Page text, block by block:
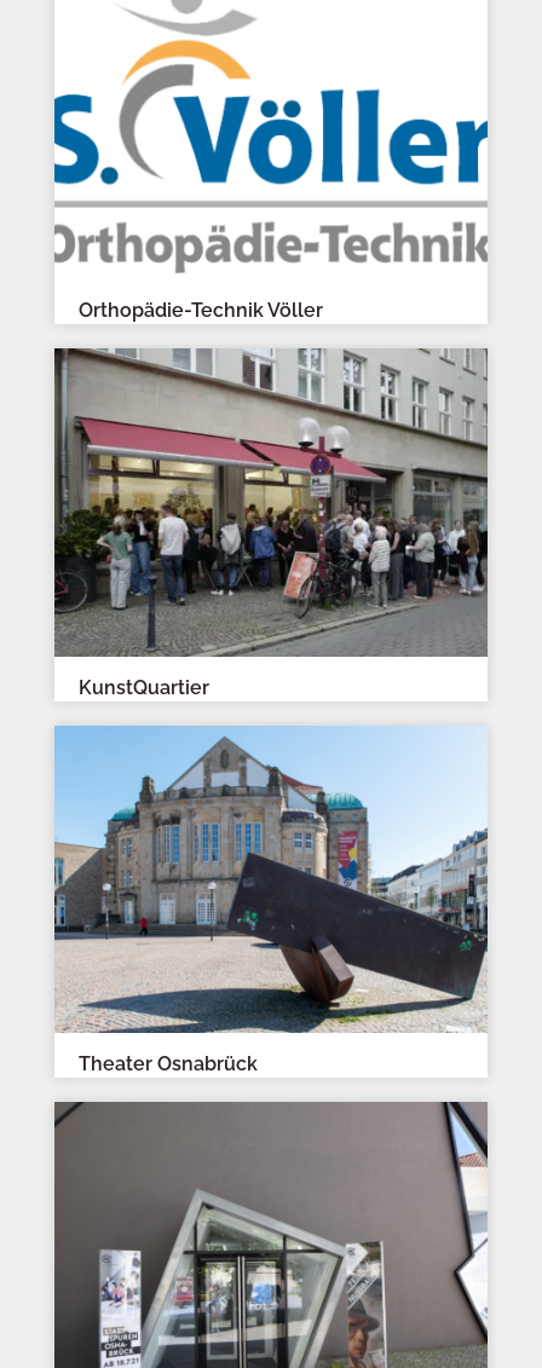
Orthopädie-Technik Völler
KunstQuartier
Theater Osnabrück